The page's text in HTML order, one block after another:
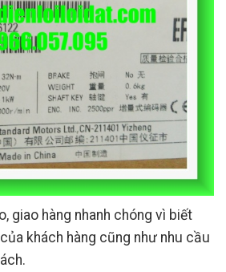
giao hàng nhanh chóng vì biết
khách hàng cũng như nhu cầu